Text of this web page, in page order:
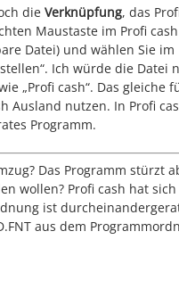
die Verknüpfung, das
Maustaste im Profi
Datei) und wählen Sie
Ich würde die Datei
„Profi cash“. Das gleiche
Ausland nutzen. In Profi
Programm.
Das Programm stürzt
wollen? Profi cash hat
ist
aus dem